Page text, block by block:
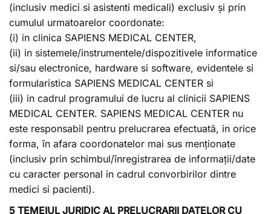
(inclusiv medici si asistenti medicali) exclusiv și prin
cumulul urmatoarelor coordonate:
(i) in clinica SAPIENS MEDICAL CENTER,
(ii) in sistemele/instrumentele/dispozitivele informatice
si/sau electronice, hardware si software, evidentele si
formularistica SAPIENS MEDICAL CENTER si
(iii) in cadrul programului de lucru al clinicii SAPIENS
MEDICAL CENTER. SAPIENS MEDICAL CENTER nu
este responsabil pentru prelucrarea efectuată, in orice
forma, în afara coordonatelor mai sus menționate
(inclusiv prin schimbul/înregistrarea de informații/date
cu caracter personal in cadrul convorbirilor dintre
medici si pacienti).
5 TEMEIUL JURIDIC AL PRELUCRARII DATELOR CU